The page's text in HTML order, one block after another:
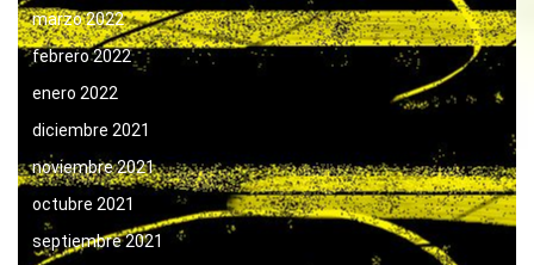
marzo 2022
febrero 2022
enero 2022
diciembre 2021
noviembre 2021
octubre 2021
septiembre 2021